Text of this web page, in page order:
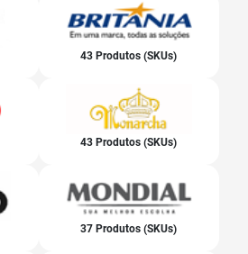
43 Produtos (SKUs)
43 Produtos (SKUs)
37 Produtos (SKUs)